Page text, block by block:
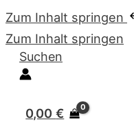
Zum Inhalt springen
Zum Inhalt springen
Suchen
0,00€